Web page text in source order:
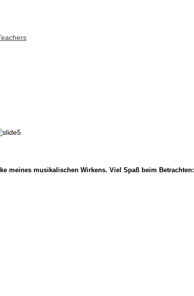
meines musikalischen Wirkens. Viel Spaß beim Betrachten: